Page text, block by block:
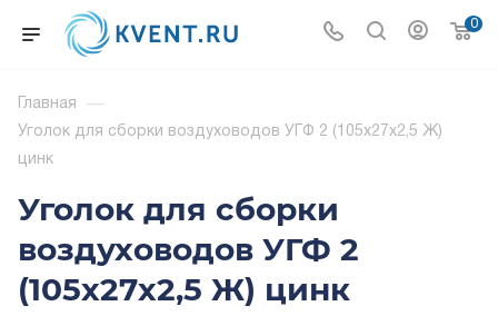
0
Главная —
Уголок для сборки воздуховодов УГФ 2 (105х27х2,5 Ж)
цинк
Уголок для сборки
воздуховодов УГФ 2
(105х27х2,5 Ж) цинк